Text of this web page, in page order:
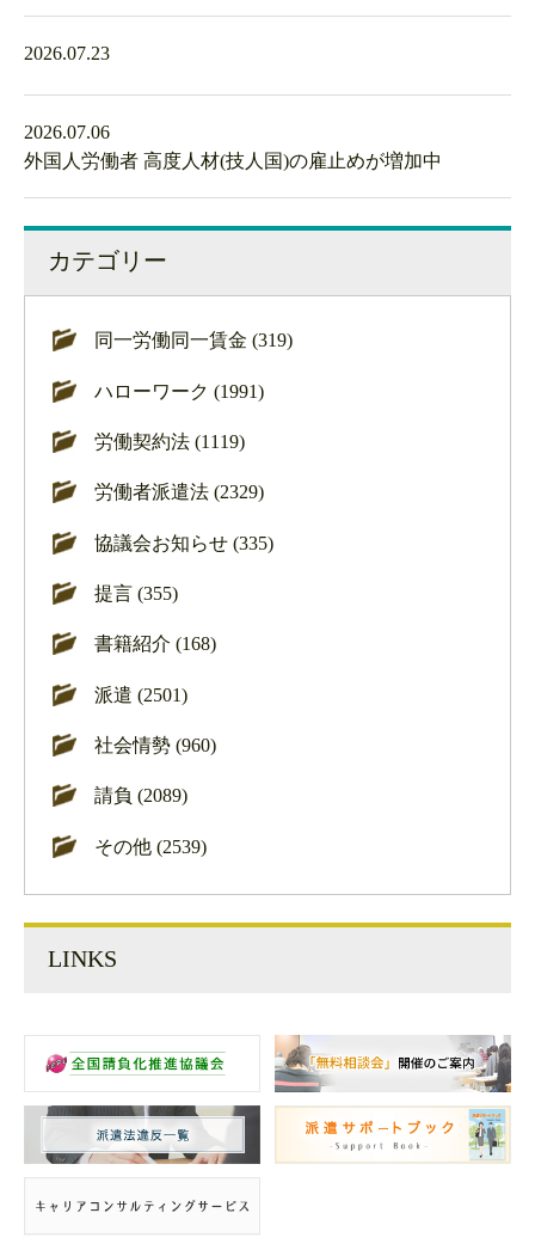
2026.07.23
2026.07.06
外国人労働者 高度人材(技人国)の雇止めが増加中
カテゴリー
同一労働同一賃金 (319)
ハローワーク (1991)
労働契約法 (1119)
労働者派遣法 (2329)
協議会お知らせ (335)
提言 (355)
書籍紹介 (168)
派遣 (2501)
社会情勢 (960)
請負 (2089)
その他 (2539)
LINKS